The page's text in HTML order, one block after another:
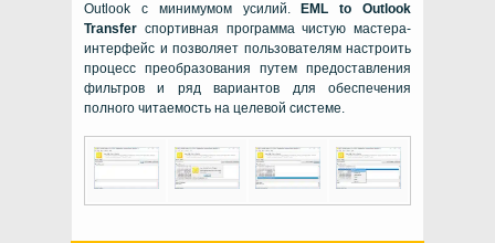
Outlook с минимумом усилий.
EML to Outlook
Transfer спортивная программа чистую мастера-
интерфейс и позволяет пользователям настроить
процесс преобразования путем предоставления
фильтров и ряд вариантов для обеспечения
полного читаемость на целевой системе.